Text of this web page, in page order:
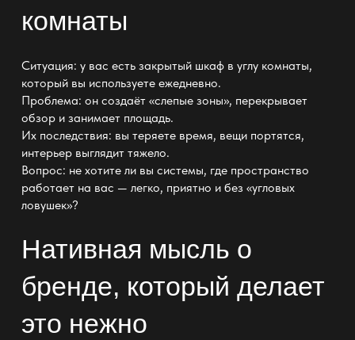
комнаты
Ситуация: у вас есть закрытый шкаф в углу комнаты,
который вы используете ежедневно.
Проблема: он создаёт «слепые зоны», перекрывает
обзор и занимает площадь.
Их последствия: вы теряете время, вещи портятся,
интерьер выглядит тяжело.
Вопрос: не хотите ли вы системы, где пространство
работает на вас — легко, приятно и без «угловых
ловушек»?
Нативная мысль о
бренде, который делает
это нежно